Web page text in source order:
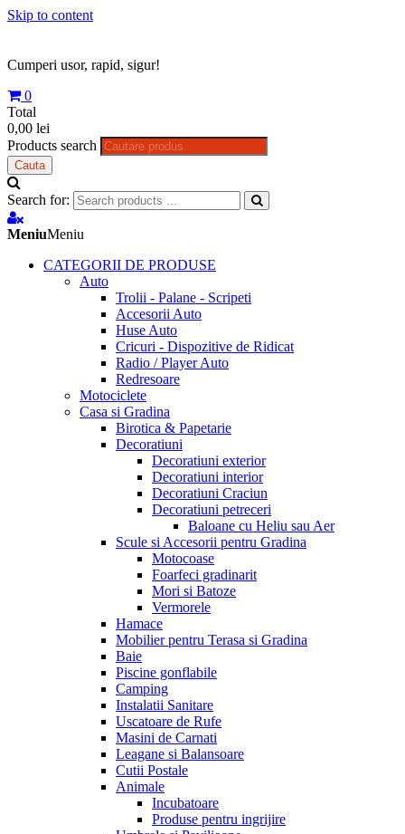
Skip to content
Cumperi usor, rapid, sigur!
0
Total
0,00 lei
Products search
Cauta
Search for:
MeniuMeniu
CATEGORII DE PRODUSE
Auto
Trolii - Palane - Scripeti
Accesorii Auto
Huse Auto
Cricuri - Dispozitive de Ridicat
Radio / Player Auto
Redresoare
Motociclete
Casa si Gradina
Birotica & Papetarie
Decoratiuni
Decoratiuni exterior
Decoratiuni interior
Decoratiuni Craciun
Decoratiuni petreceri
Baloane cu Heliu sau Aer
Scule si Accesorii pentru Gradina
Motocoase
Foarfeci gradinarit
Mori si Batoze
Vermorele
Hamace
Mobilier pentru Terasa si Gradina
Baie
Piscine gonflabile
Camping
Instalatii Sanitare
Uscatoare de Rufe
Masini de Carnati
Leagane si Balansoare
Cutii Postale
Animale
Incubatoare
Produse pentru ingrijire